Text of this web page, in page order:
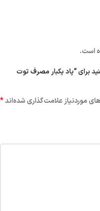
است.
برای “پاد یکبار مصرف توت
موردنیاز علامت‌گذاری شده‌اند*